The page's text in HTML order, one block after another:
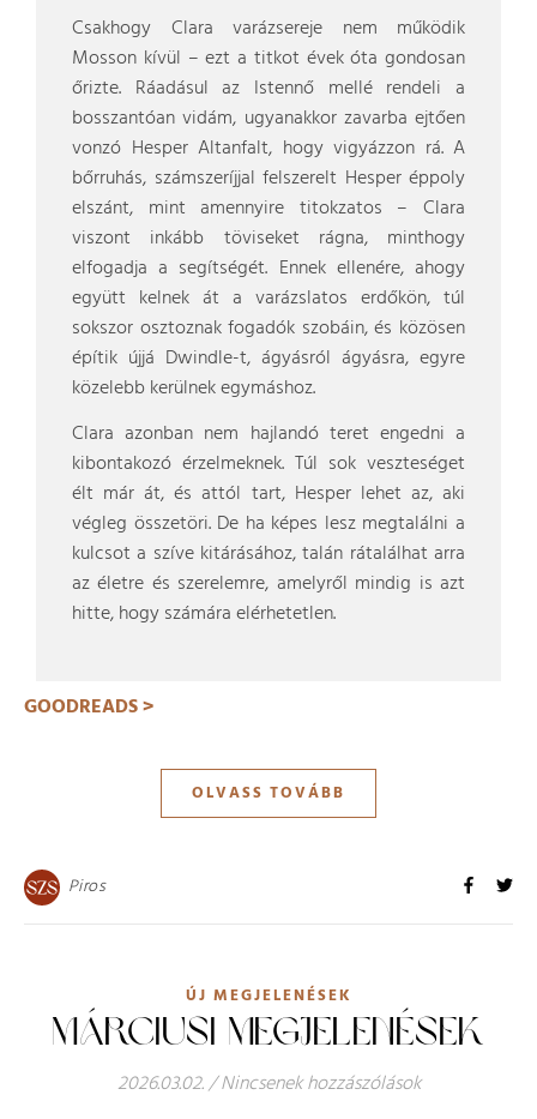
Csakhogy Clara varázsereje nem működik
Mosson kívül – ezt a titkot évek óta gondosan
őrizte. Ráadásul az Istennő mellé rendeli a
bosszantóan vidám, ugyanakkor zavarba ejtően
vonzó Hesper Altanfalt, hogy vigyázzon rá. A
bőrruhás, számszeríjjal felszerelt Hesper éppoly
elszánt, mint amennyire titokzatos – Clara
viszont inkább töviseket rágna, minthogy
elfogadja a segítségét. Ennek ellenére, ahogy
együtt kelnek át a varázslatos erdőkön, túl
sokszor osztoznak fogadók szobáin, és közösen
építik újjá Dwindle-t, ágyásról ágyásra, egyre
közelebb kerülnek egymáshoz.
Clara azonban nem hajlandó teret engedni a
kibontakozó érzelmeknek. Túl sok veszteséget
élt már át, és attól tart, Hesper lehet az, aki
végleg összetöri. De ha képes lesz megtalálni a
kulcsot a szíve kitárásához, talán rátalálhat arra
az életre és szerelemre, amelyről mindig is azt
hitte, hogy számára elérhetetlen.
GOODREADS >
OLVASS TOVÁBB
Piros
ÚJ MEGJELENÉSEK
MÁRCIUSI MEGJELENÉSEK
2026.03.02./ Nincsenek hozzászólások